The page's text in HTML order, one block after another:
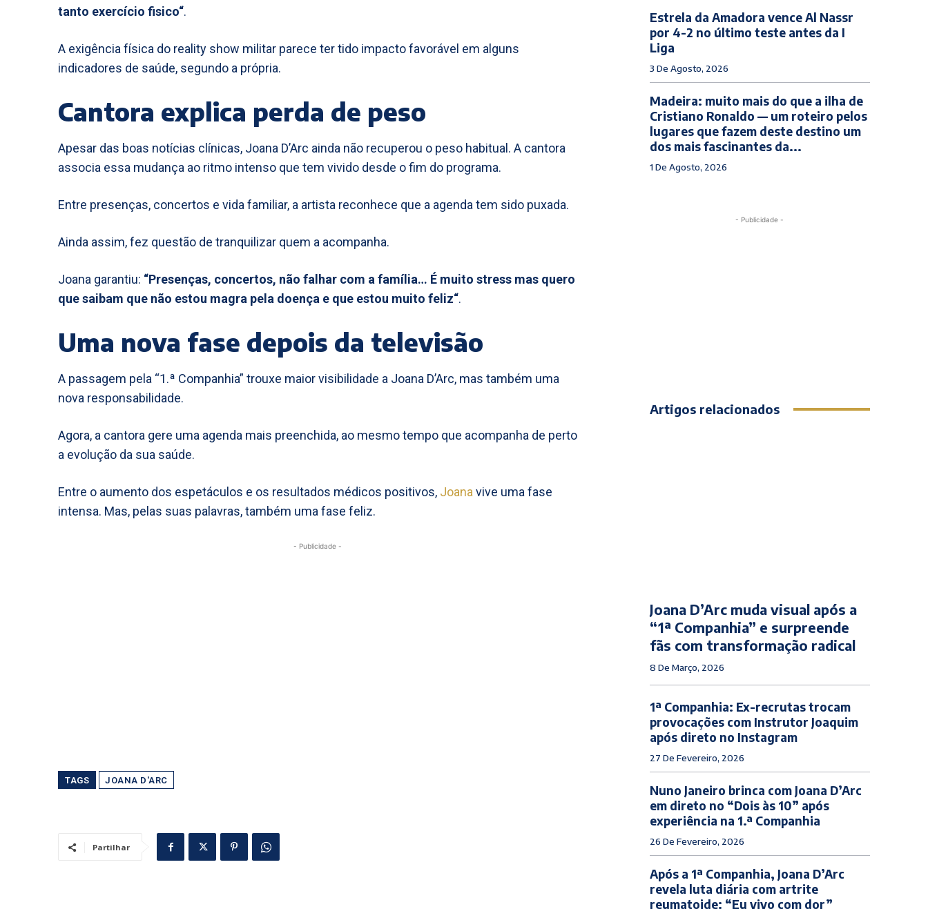
tanto exercício fisico“.
A exigência física do reality show militar parece ter tido impacto favorável em alguns
indicadores de saúde, segundo a própria.
Cantora explica perda de peso
Apesar das boas notícias clínicas, Joana D’Arc ainda não recuperou o peso habitual. A cantora
associa essa mudança ao ritmo intenso que tem vivido desde o fim do programa.
Entre presenças, concertos e vida familiar, a artista reconhece que a agenda tem sido puxada.
Ainda assim, fez questão de tranquilizar quem a acompanha.
Joana garantiu: “Presenças, concertos, não falhar com a família… É muito stress mas quero
que saibam que não estou magra pela doença e que estou muito feliz“.
Uma nova fase depois da televisão
A passagem pela “1.ª Companhia” trouxe maior visibilidade a Joana D’Arc, mas também uma
nova responsabilidade.
Agora, a cantora gere uma agenda mais preenchida, ao mesmo tempo que acompanha de perto
a evolução da sua saúde.
Entre o aumento dos espetáculos e os resultados médicos positivos, Joana vive uma fase
intensa. Mas, pelas suas palavras, também uma fase feliz.
- Publicidade -
TAGS JOANA D'ARC
Partilhar
Estrela da Amadora vence Al Nassr
por 4-2 no último teste antes da I
Liga
3 De Agosto, 2026
Madeira: muito mais do que a ilha de
Cristiano Ronaldo — um roteiro pelos
lugares que fazem deste destino um
dos mais fascinantes da...
1 De Agosto, 2026
- Publicidade -
Artigos relacionados
Joana D’Arc muda visual após a
“1ª Companhia” e surpreende
fãs com transformação radical
8 De Março, 2026
1ª Companhia: Ex-recrutas trocam
provocações com Instrutor Joaquim
após direto no Instagram
27 De Fevereiro, 2026
Nuno Janeiro brinca com Joana D’Arc
em direto no “Dois às 10” após
experiência na 1.ª Companhia
26 De Fevereiro, 2026
Após a 1ª Companhia, Joana D’Arc
revela luta diária com artrite
reumatoide: “Eu vivo com dor”